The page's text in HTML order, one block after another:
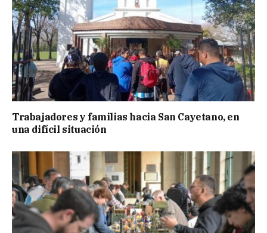
Trabajadores y familias hacia San Cayetano, en
una difícil situación